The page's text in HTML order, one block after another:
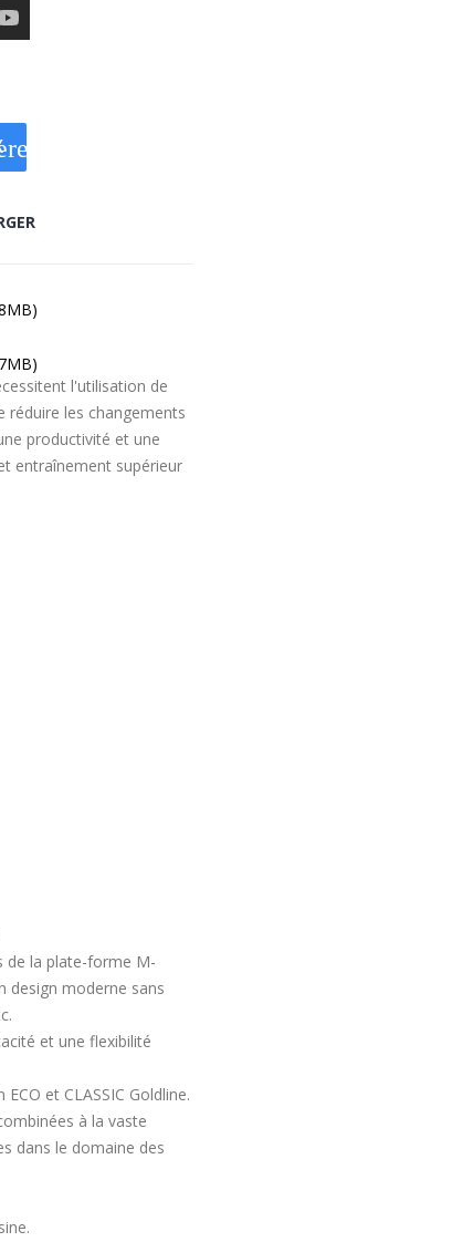
l'utilisation de
réduire les changements
productivité et une
entraînement supérieur
de la plate-forme M-
design moderne sans
et une flexibilité
et CLASSIC Goldline.
à la vaste
dans le domaine des